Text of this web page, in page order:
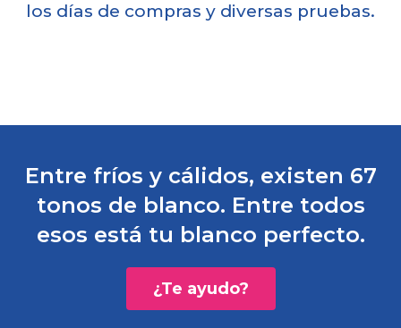
los días de compras y diversas pruebas.
Entre fríos y cálidos, existen 67
tonos de blanco. Entre todos
esos está tu blanco perfecto.
¿Te ayudo?